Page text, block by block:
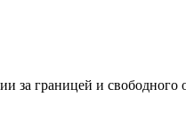
за границей и свободного